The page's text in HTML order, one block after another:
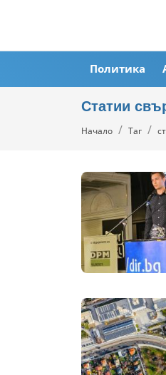
Политика
Статии
Начало Таг